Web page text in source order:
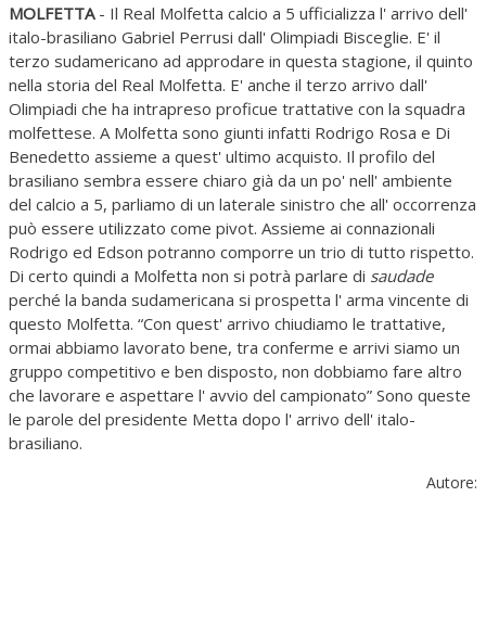
MOLFETTA- Il Real Molfetta calcio a 5 ufficializza l' arrivo dell'
italo-brasiliano Gabriel Perrusi dall' Olimpiadi Bisceglie. E' il
terzo sudamericano ad approdare in questa stagione, il quinto
nella storia del Real Molfetta. E' anche il terzo arrivo dall'
Olimpiadi che ha intrapreso proficue trattative con la squadra
molfettese. A Molfetta sono giunti infatti Rodrigo Rosa e Di
Benedetto assieme a quest' ultimo acquisto. Il profilo del
brasiliano sembra essere chiaro già da un po' nell' ambiente
del calcio a 5, parliamo di un laterale sinistro che all' occorrenza
può essere utilizzato come pivot. Assieme ai connazionali
Rodrigo ed Edson potranno comporre un trio di tutto rispetto.
Di certo quindi a Molfetta non si potrà parlare di saudade
perché la banda sudamericana si prospetta l' arma vincente di
questo Molfetta. “Con quest' arrivo chiudiamo le trattative,
ormai abbiamo lavorato bene, tra conferme e arrivi siamo un
gruppo competitivo e ben disposto, non dobbiamo fare altro
che lavorare e aspettare l' avvio del campionato” Sono queste
le parole del presidente Metta dopo l' arrivo dell' italo-
brasiliano.
Autore: